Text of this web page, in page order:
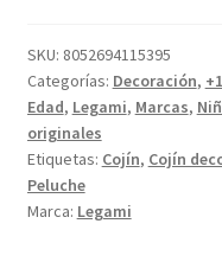
cantidad
SKU: 8052694115395
Categorías: Decoración,
Edad, Legami, Marcas,
originales
Etiquetas: Cojín, Cojín
Peluche
Marca: Legami